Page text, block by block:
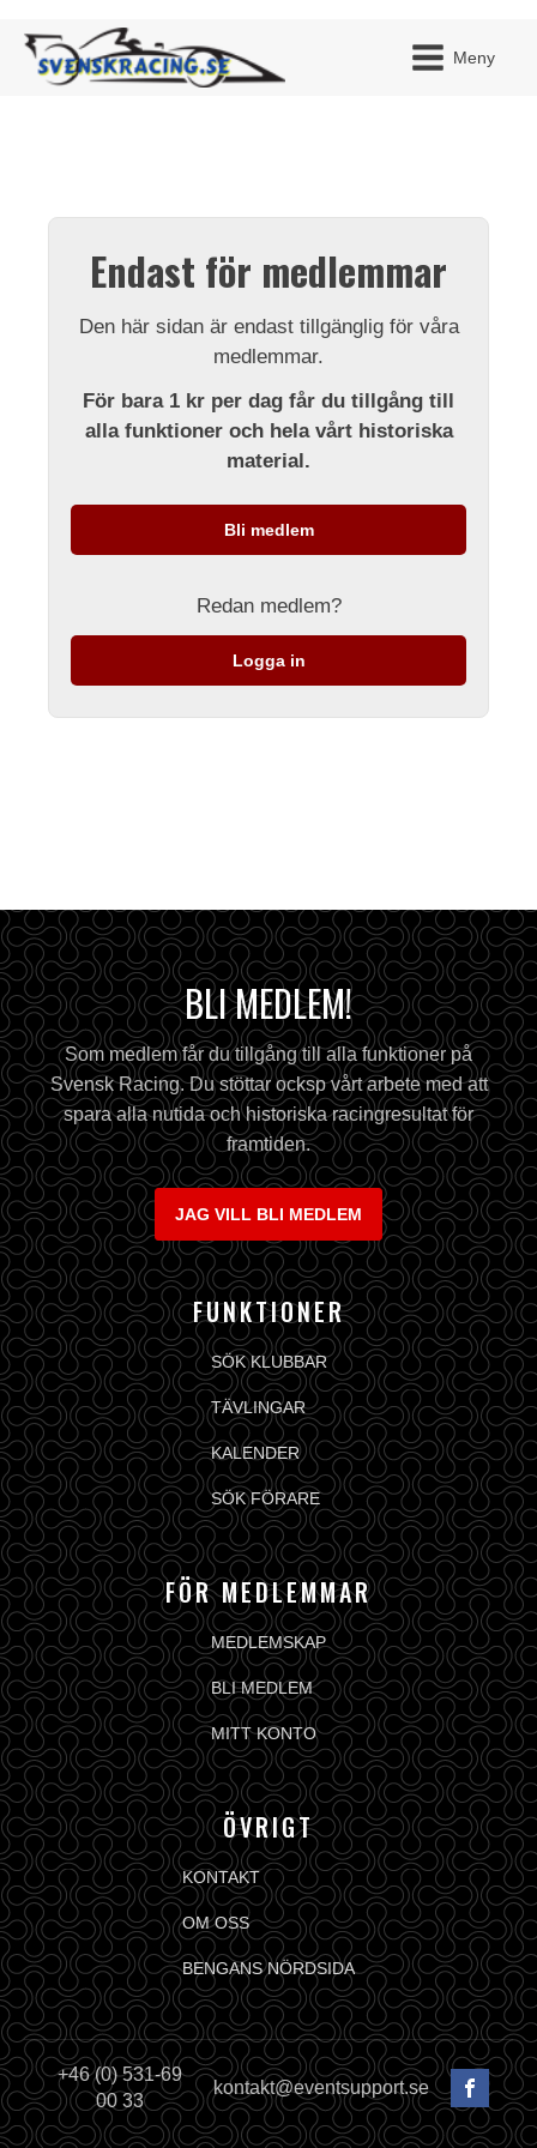
Meny
Endast för medlemmar
Den här sidan är endast tillgänglig för våra
medlemmar.
För bara 1 kr per dag får du tillgång till
alla funktioner och hela vårt historiska
material.
Bli medlem
Redan medlem?
Logga in
BLI MEDLEM!
Som medlem får du tillgång till alla funktioner på
Svensk Racing. Du stöttar ocksp vårt arbete med att
spara alla nutida och historiska racingresultat för
framtiden.
JAG VILL BLI MEDLEM
FUNKTIONER
SÖK KLUBBAR
TÄVLINGAR
KALENDER
SÖK FÖRARE
FÖR MEDLEMMAR
MEDLEMSKAP
BLI MEDLEM
MITT KONTO
ÖVRIGT
KONTAKT
OM OSS
BENGANS NÖRDSIDA
+46 (0) 531-69
00 33
kontakt@eventsupport.se